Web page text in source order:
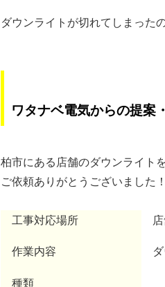
ダウンライトが切れてしまった
ワタナベ電気からの提案
柏市にある店舗のダウンライト
ご依頼ありがとうございました！
工事対応場所 店
作業内容 ダ
種類